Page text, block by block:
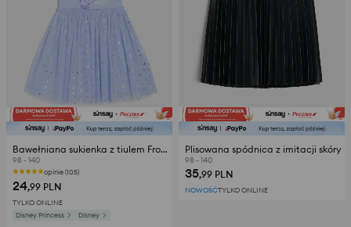
Bawełniana sukienka z tiulem Frozen
98 - 140
opinie (105)
24,99 PLN
TYLKO ONLINE
Disney Princess
Disney
Plisowana spódnica z imitacji skóry
98 - 140
35,99 PLN
NOWOŚĆTYLKO ONLINE